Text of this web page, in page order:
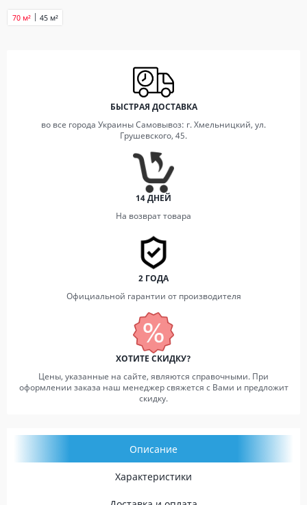
45 м²
70 м²
БЫСТРАЯ ДОСТАВКА
во все города Украины Самовывоз: г. Хмельницкий, ул.
Грушевского, 45.
14 ДНЕЙ
На возврат товара
2 ГОДА
Официальной гарантии от производителя
ХОТИТЕ СКИДКУ?
Цены, указанные на сайте, являются справочными. При
оформлении заказа наш менеджер свяжется с Вами и предложит
скидку.
Описание
Характеристики